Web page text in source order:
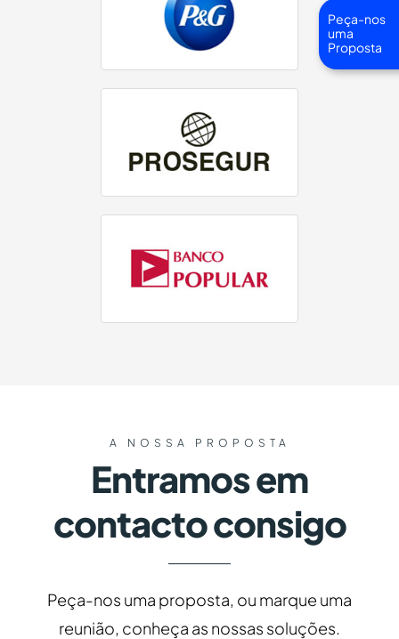
A NOSSA PROPOSTA
Entramos em
contacto consigo
Peça-nos uma proposta, ou marque uma
reunião, conheça as nossas soluções.
Peça-nos
uma
Proposta